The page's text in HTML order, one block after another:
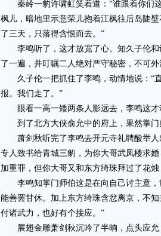
秦岭一豹许啸虹笑着道：“谁跟着你们这
枫儿，暗地里示意荣儿抱着江枫往后岛陡
了三天，只落得含恨而去。”
李鸣听了，这才放宽了心。知久子伦和
了一遍，并叮嘱二人绝对严守秘密，不可外
久子伦一把抓住了李鸣，动情地说：“直
报。我们走了。”
眼看一高一矮两条人影远去，李鸣这才
到了北方大侠俞允中的府上，果然掌门
萧剑秋听完了李鸣去开元寺礼聘酸举人
专人致书给青城三豹，为你大哥武凤楼求
加重罪，但你大哥又和东方绮珠拜过了花
李鸣知掌门师伯这是在向自己讨主意，
能善罢甘休。加上东方绮珠含忿离京，不
付诸武力，也好有个接应。”
展翅金雕萧剑秋沉吟了半晌，点头应允